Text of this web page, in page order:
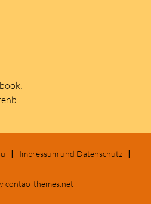
Impressum und Datenschutz
contao-themes.net